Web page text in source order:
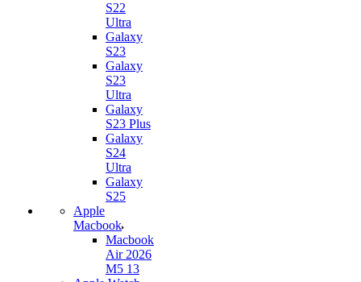
S22
Ultra
Galaxy
S23
Galaxy
S23
Ultra
Galaxy
S23 Plus
Galaxy
S24
Ultra
Galaxy
S25
Apple
Macbook
Macbook
Air 2026
M5 13